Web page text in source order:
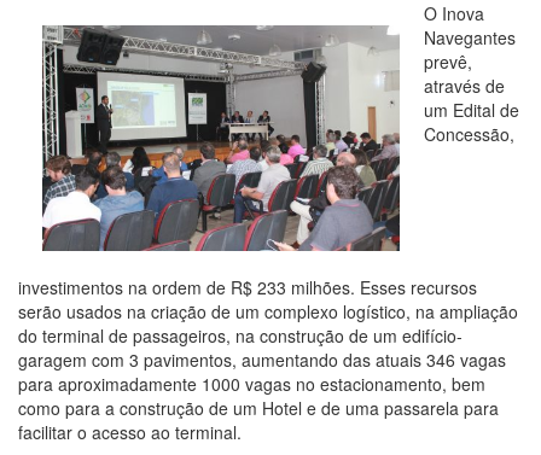
O Inova
Navegantes
prevê,
através de
um Edital de
Concessão,
investimentos na ordem de R$ 233 milhões. Esses recursos
serão usados na criação de um complexo logístico, na ampliação
do terminal de passageiros, na construção de um edifício-
garagem com 3 pavimentos, aumentando das atuais 346 vagas
para aproximadamente 1000 vagas no estacionamento, bem
como para a construção de um Hotel e de uma passarela para
facilitar o acesso ao terminal.